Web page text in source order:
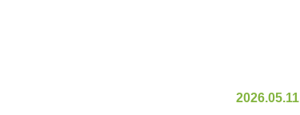
2026.05.11